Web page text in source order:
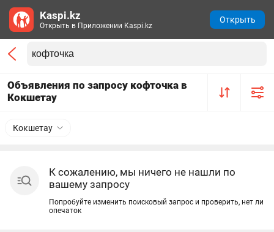
Объявления по запросу кофточка в
Кокшетау
Кокшетау
К сожалению, мы ничего не нашли по
вашему запросу
Попробуйте изменить поисковый запрос и проверить, нет ли
опечаток
Kaspi.kz
Открыть в Приложении Kaspi.kz
Открыть